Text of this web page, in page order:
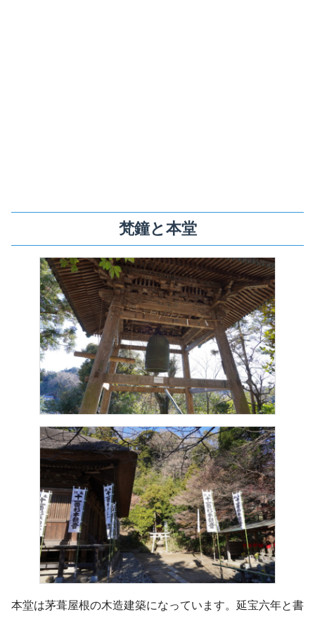
梵鐘と本堂
本堂は茅葺屋根の木造建築になっています。延宝六年と書